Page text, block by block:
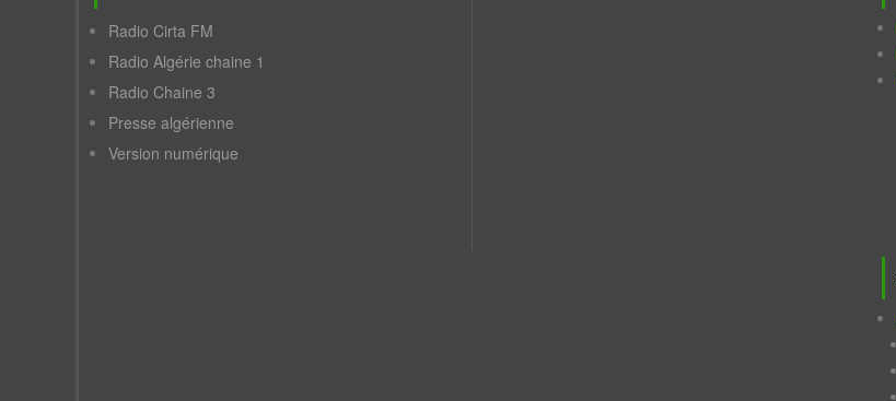
Radio Cirta FM
Radio Algérie chaine 1
Radio Chaine 3
Presse algérienne
Version numérique